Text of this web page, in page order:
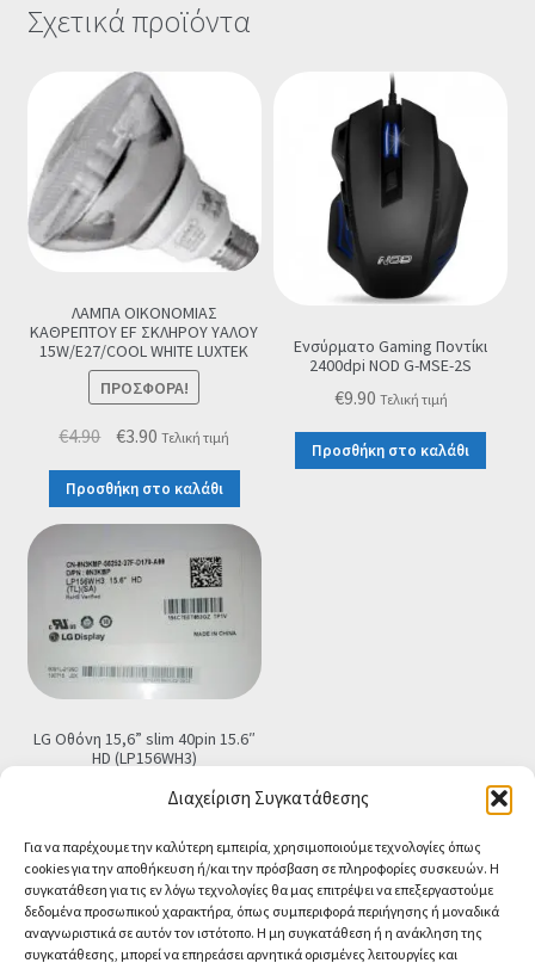
Διαχείριση Συγκατάθεσης
Για να παρέχουμε την καλύτερη εμπειρία, χρησιμοποιούμε τεχνολογίες όπως
cookies για την αποθήκευση ή/και την πρόσβαση σε πληροφορίες συσκευών. Η
συγκατάθεση για τις εν λόγω τεχνολογίες θα μας επιτρέψει να επεξεργαστούμε
δεδομένα προσωπικού χαρακτήρα, όπως συμπεριφορά περιήγησης ή μοναδικά
αναγνωριστικά σε αυτόν τον ιστότοπο. Η μη συγκατάθεση ή η ανάκληση της
συγκατάθεσης, μπορεί να επηρεάσει αρνητικά ορισμένες λειτουργίες και
Σχετικά προϊόντα
ΛΑΜΠΑ ΟΙΚΟΝΟΜΙΑΣ
ΚΑΘΡΕΠΤΟΥ EF ΣΚΛΗΡΟΥ ΥΑΛΟΥ
15W/E27/COOL WHITE LUXTEK
ΠΡΟΣΦΟΡΆ!
€4.90 Original
price
was:
€4.90.
€3.90 Η
τρέχουσα
τιμή
είναι:
€3.90.
Τελική τιμή
Προσθήκη στο καλάθι
Ενσύρματο Gaming Ποντίκι
2400dpi NOD G-MSE-2S
€9.90 Τελική τιμή
Προσθήκη στο καλάθι
LG Οθόνη 15,6” slim 40pin 15.6″
HD (LP156WH3)
Τελική τιμή
Προσθήκη στο καλάθι